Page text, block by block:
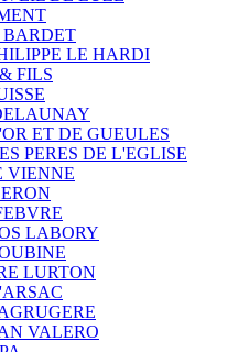
LE HARDI
FILS
ET DE GUEULES
PERES DE L'EGLISE
VIENNE
LABORY
LURTON
VALERO